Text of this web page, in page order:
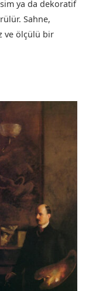
ya da dekoratif
Sahne,
ve ölçülü bir